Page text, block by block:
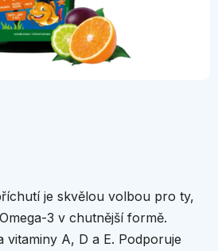
je skvělou volbou pro ty,
3 v chutnější formě.
vitaminy A, D a E. Podporuje